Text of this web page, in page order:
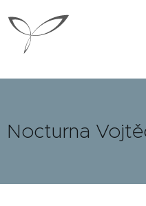
Nocturna